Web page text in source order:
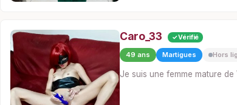
Caro_33 ✓ Vérifié
49 ans Martigues Hors
Je suis une femme mature